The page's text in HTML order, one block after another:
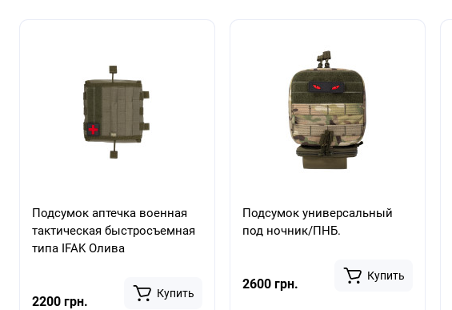
Подсумок аптечка военная
тактическая быстросъемная
типа IFAK Олива
2200 грн.
Купить
Подсумок универсальный
под ночник/ПНБ.
2600 грн.
Купить